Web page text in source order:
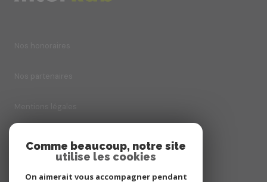
Comme beaucoup, notre site
utilise les cookies
On aimerait vous accompagner pendant